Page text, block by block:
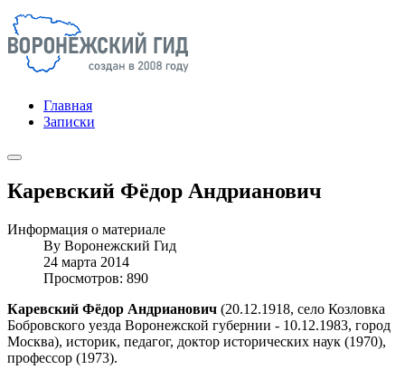
Главная
Записки
Каревский Фёдор Андрианович
Информация о материале
By Воронежский Гид
24 марта 2014
Просмотров: 890
Каревский Фёдор Андрианович (20.12.1918, село Козловка
Бобровского уезда Воронежской губернии - 10.12.1983, город
Москва), историк, педагог, доктор исторических наук (1970),
профессор (1973).